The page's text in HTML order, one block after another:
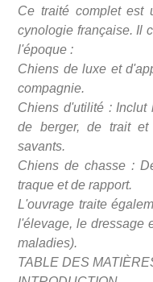
Ce traité complet est
cynologie française. Il
l'époque :
Chiens de luxe et
compagnie.
Chiens d'utilité : Inclut
de berger, de trait
savants.
Chiens de chasse :
traque et de rapport.
L'ouvrage traite
l'élevage, le dressage
maladies).
TABLE DES